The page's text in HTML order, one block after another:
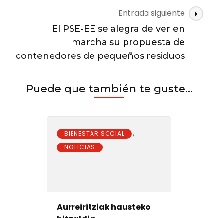
dituzte
Entrada siguiente
El PSE-EE se alegra de ver en
marcha su propuesta de
contenedores de pequeños residuos
Puede que también te guste...
BIENESTAR SOCIAL ,
NOTICIAS
Aurreiritziak hausteko